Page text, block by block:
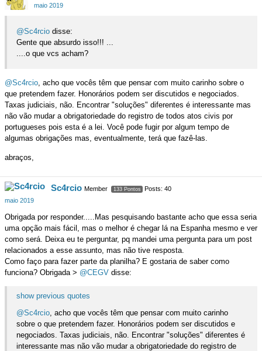
maio 2019
@Sc4rcio disse:
Gente que absurdo isso!!! ...
....o que vcs acham?
@Sc4rcio, acho que vocês têm que pensar com muito carinho sobre o
que pretendem fazer. Honorários podem ser discutidos e negociados.
Taxas judiciais, não. Encontrar "soluções" diferentes é interessante mas
não vão mudar a obrigatoriedade do registro de todos atos civis por
portugueses pois esta é a lei. Você pode fugir por algum tempo de
algumas obrigações mas, eventualmente, terá que fazê-las.
abraços,
Sc4rcio Member 133 Pontos
Posts: 40
maio 2019
Obrigada por responder.....Mas pesquisando bastante acho que essa seria
uma opção mais fácil, mas o melhor é chegar lá na Espanha mesmo e ver
como será. Deixa eu te perguntar, pq mandei uma pergunta para um post
relacionados a esse assunto, mas não tive resposta.
Como faço para fazer parte da planilha? E gostaria de saber como
funciona? Obrigada > @CEGV disse:
show previous quotes
@Sc4rcio , acho que vocês têm que pensar com muito carinho
sobre o que pretendem fazer. Honorários podem ser discutidos e
negociados. Taxas judiciais, não. Encontrar "soluções" diferentes é
interessante mas não vão mudar a obrigatoriedade do registro de